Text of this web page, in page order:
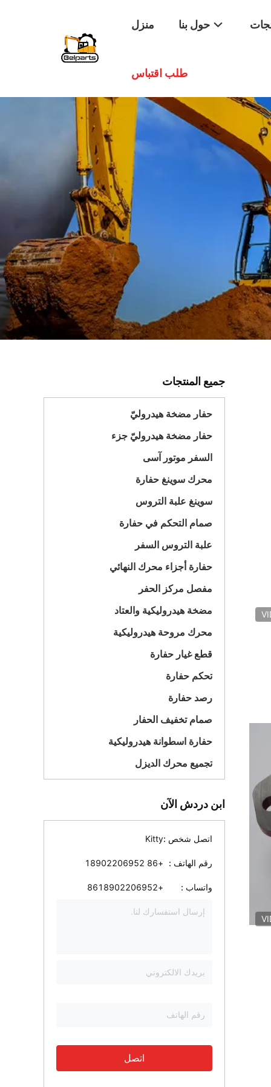
منزل حول بنا
طلب اقتباس
جميع المنتجات
حفار مضخة هيدروليّ
حفار مضخة هيدروليّ جزء
السفر موتور آسى
محرك سوينغ حفارة
سوينغ علبة التروس
صمام التحكم في حفارة
علبة التروس السفر
حفارة أجزاء محرك النهائي
مفصل مركز الحفر
مضخة هيدروليكية والعتاد
محرك مروحة هيدروليكية
قطع غيار حفارة
تحكم حفارة
رصد حفارة
صمام تخفيف الحفار
حفارة اسطوانة هيدروليكية
تجميع محرك الديزل
ابن دردش الآن
اتصل شخص :Kitty
رقم الهاتف : +86 18902206952
واتساب : +8618902206952
اتصل